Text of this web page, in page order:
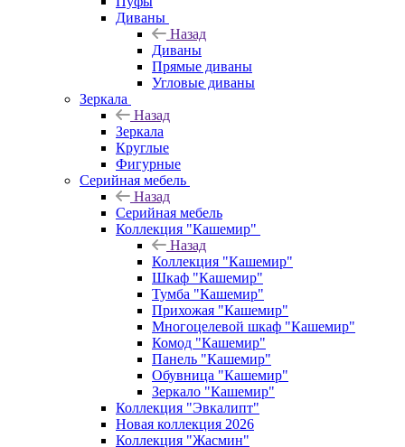
Диваны
Назад
Диваны
Прямые диваны
Угловые диваны
Зеркала
Назад
Зеркала
Круглые
Фигурные
Серийная мебель
Назад
Серийная мебель
Коллекция "Кашемир"
Назад
Коллекция "Кашемир"
Шкаф "Кашемир"
Тумба "Кашемир"
Прихожая "Кашемир"
Многоцелевой шкаф "Кашемир"
Комод "Кашемир"
Панель "Кашемир"
Обувница "Кашемир"
Зеркало "Кашемир"
Коллекция "Эвкалипт"
Новая коллекция 2026
Коллекция "Жасмин"